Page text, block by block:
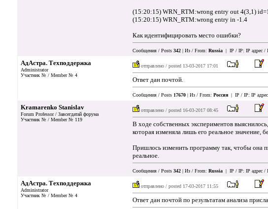
(15:20:15) WRN_RTM:wrong entry out 4(3,1)
(15:20:15) WRN_RTM:wrong entry in -1.4
Как идентифицировать место ошибки?
Сообщения / Posts 342 | Из / From: Russia | IP / IP: IP адрес /
АдАстра. Техподдержка
Administrator
Участник № / Member № 4
отправлено / posted 13-03-2017 17:01
Ответ дан почтой.
Сообщения / Posts 17670 | Из / From: Россия | IP / IP: IP
Kramarenko Stanislav
Forum Professor / Завсегдатай форума
Участник № / Member № 119
отправлено / posted 16-03-2017 08:45
В ходе собственных экспериментов
которая изменяла лишь его реальное значение,
Пришлось изменить программу так, чтобы она
реальное.
Сообщения / Posts 342 | Из / From: Russia | IP / IP: IP адрес /
АдАстра. Техподдержка
Administrator
Участник № / Member № 4
отправлено / posted 17-03-2017 11:55
Ответ дан почтой по результатам анализа